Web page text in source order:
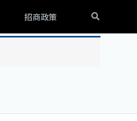
招商政策
搜